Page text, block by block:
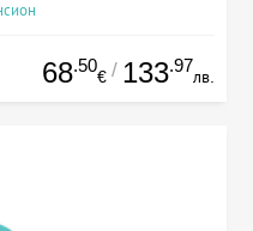
68.50
€ / 133.97
лв.